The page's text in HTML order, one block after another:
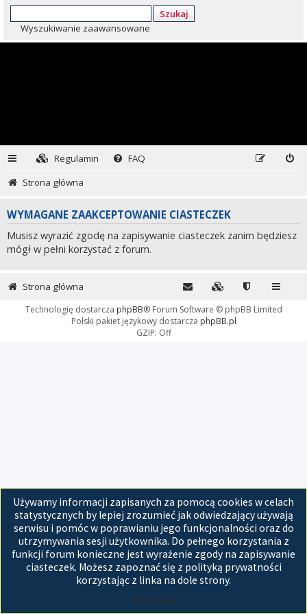
Szukaj
Wyszukiwanie zaawansowane
Regulamin
FAQ
Strona główna
WYMAGANE ZAAKCEPTOWANIE CIASTECZEK
Musisz wyrazić zgodę na zapisywanie ciasteczek zanim będziesz
mógł w pełni korzystać z forum.
Używamy informacji zapisanych za pomocą cookies w celach
statystycznych by lepiej zrozumieć jak odwiedzający używają
serwisu i pomóc w poprawianiu jego funkcjonalności oraz do
utrzymywania sesji użytkownika. Do pełnego korzystania z
funkcji forum konieczne jest wyrażenie zgody na zapisywanie
ciasteczek. Możesz zapoznać się z polityką prywatności
korzystając z linka na dole strony.
Akceptuję
Strona główna
Technologię dostarcza phpBB® Forum Software © phpBB Limited
Polski pakiet językowy dostarcza phpBB.pl
GZIP: Off